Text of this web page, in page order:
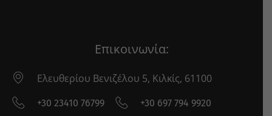
Επικοινωνία:
Ελευθερίου Βενιζέλου 5, Κιλκίς, 61100
+30 23410 76799 +30 697 794 9920